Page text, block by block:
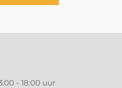
- 18:00 uur